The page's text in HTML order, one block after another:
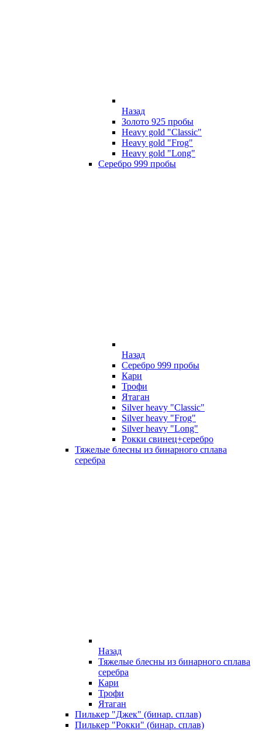
Назад
Золото 925 пробы
Heavy gold "Classic"
Heavy gold "Frog"
Heavy gold "Long"
Серебро 999 пробы
Назад
Серебро 999 пробы
Кари
Трофи
Ятаган
Silver heavy "Classic"
Silver heavy "Frog"
Silver heavy "Long"
Рокки свинец+серебро
Тяжелые блесны из бинарного сплава
серебра
Назад
Тяжелые блесны из бинарного сплава
серебра
Кари
Трофи
Ятаган
Пилькер "Джек" (бинар. сплав)
Пилькер "Рокки" (бинар. сплав)